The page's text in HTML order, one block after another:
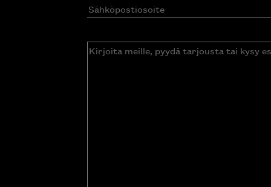
Sähköpostiosoite(Pakollinen)
Kirjoita